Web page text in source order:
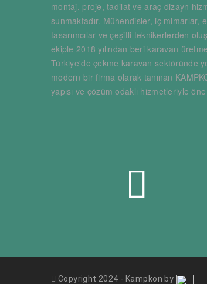
montaj, proje, tadilat ve araç dizayn
sunmaktadır. Mühendisler, iç mimarlar,
tasarımcılar ve çeşitli teknikerlerden
ekiple 2018 yılından beri karavan
Türkiye'de çekme karavan sektöründe
modern bir firma olarak tanınan
yapısı ve çözüm odaklı hizmetleriyle öne
Copyright 2024 - Kampkon by